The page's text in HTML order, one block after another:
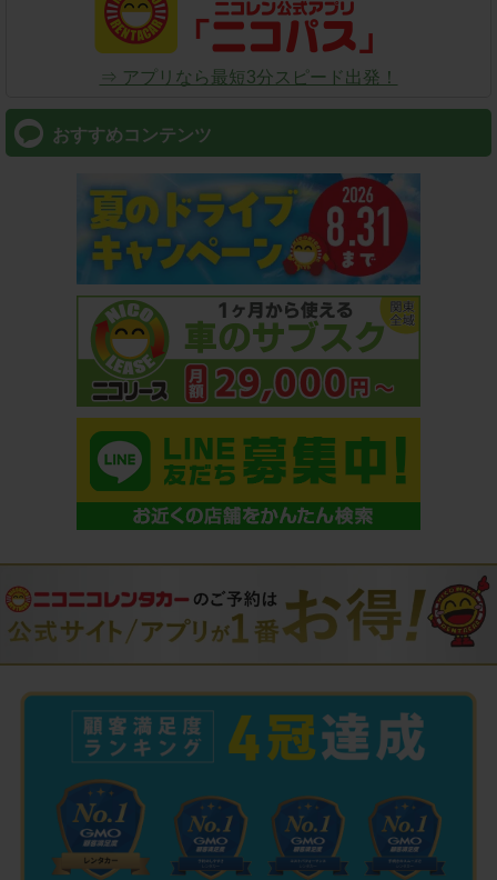
⇒ アプリなら最短3分スピード出発！
おすすめコンテンツ